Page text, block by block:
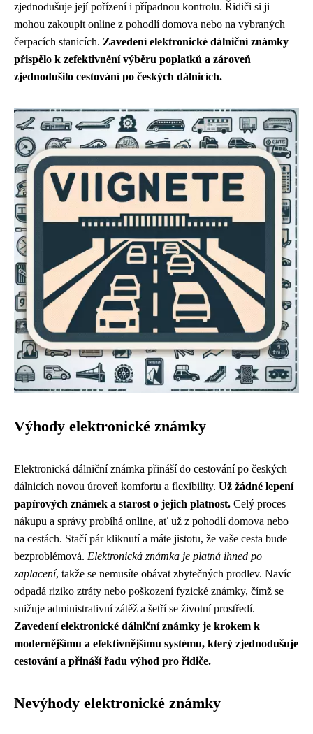
zjednodušuje její pořízení i případnou kontrolu. Řidiči si ji
mohou zakoupit online z pohodlí domova nebo na vybraných
čerpacích stanicích. Zavedení elektronické dálniční známky
přispělo k zefektivnění výběru poplatků a zároveň
zjednodušilo cestování po českých dálnicích.
Výhody elektronické známky
Elektronická dálniční známka přináší do cestování po českých
dálnicích novou úroveň komfortu a flexibility. Už žádné lepení
papírových známek a starost o jejich platnost. Celý proces
nákupu a správy probíhá online, ať už z pohodlí domova nebo
na cestách. Stačí pár kliknutí a máte jistotu, že vaše cesta bude
bezproblémová. Elektronická známka je platná ihned po
zaplacení, takže se nemusíte obávat zbytečných prodlev. Navíc
odpadá riziko ztráty nebo poškození fyzické známky, čímž se
snižuje administrativní zátěž a šetří se životní prostředí.
Zavedení elektronické dálniční známky je krokem k
modernějšímu a efektivnějšímu systému, který zjednodušuje
cestování a přináší řadu výhod pro řidiče.
Nevýhody elektronické známky